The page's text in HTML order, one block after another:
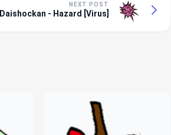
NEXT POST
Daishockan - Hazard [Virus]